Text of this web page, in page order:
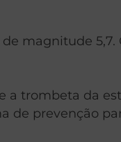
magnitude
trombeta da
de prevenção